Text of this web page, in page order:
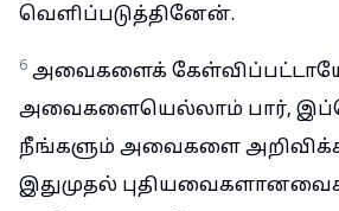
வெளிப்படுத்தினேன்.
6 அவைகளைக்
அவைகளையெல்லாம் பார்,
நீங்களும் அவைகளை
இதுமுதல்